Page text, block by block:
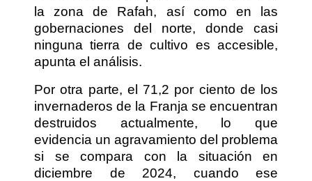
la zona de Rafah, así como en las
gobernaciones del norte, donde casi
ninguna tierra de cultivo es accesible,
apunta el análisis.
Por otra parte, el 71,2 por ciento de los
invernaderos de la Franja se encuentran
destruidos actualmente, lo que
evidencia un agravamiento del problema
si se compara con la situación en
diciembre de 2024, cuando ese